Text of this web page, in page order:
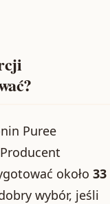
Puree
około 33
wybór, jeśli